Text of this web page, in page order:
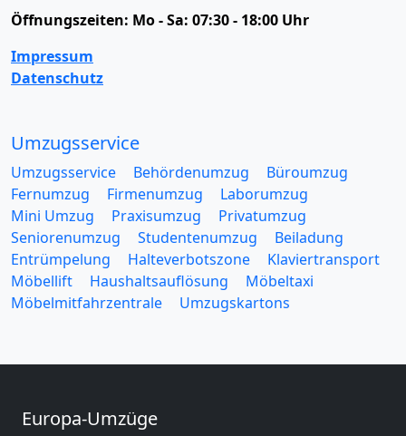
Öffnungszeiten: Mo - Sa: 07:30 - 18:00 Uhr
Impressum
Datenschutz
Umzugsservice
Umzugsservice Behördenumzug
Büroumzug
Fernumzug
Firmenumzug
Laborumzug
Mini Umzug
Praxisumzug
Privatumzug
Seniorenumzug
Studentenumzug
Beiladung
Entrümpelung
Halteverbotszone
Klaviertransport
Möbellift
Haushaltsauflösung
Möbeltaxi
Möbelmitfahrzentrale
Umzugskartons
Europa-Umzüge